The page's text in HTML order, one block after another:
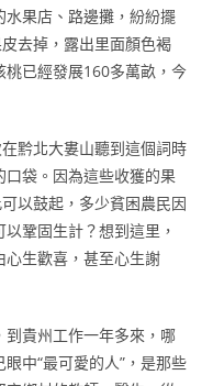
水果店、路邊攤，紛紛擺
去掉，露出里面顏色褐
已經發展160多萬畝，今
黔北大婁山聽到這個詞時
袋。因為這些收獲的果
以鼓起，多少貧困農民因
鞏固生計？想到這里，
心生歡喜，甚至心生謝
貴州工作一年多來，哪
中“最可愛的人”，是那些